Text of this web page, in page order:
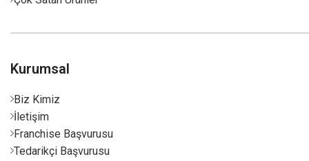
Kurumsal
Biz Kimiz
İletişim
Franchise Başvurusu
Tedarikçi Başvurusu